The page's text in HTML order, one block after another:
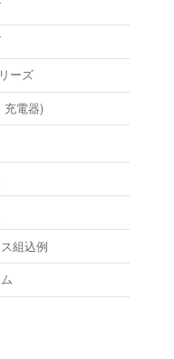
ーズ
充電器)
組込例